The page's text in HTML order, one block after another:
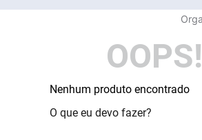
OOPS!
Nenhum produto encontrado
O que eu devo fazer?
Lenço Umedecido
Fralda G
Shampoo